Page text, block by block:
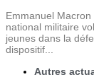
Emmanuel
national militaire
jeunes dans la
dispositif...
Autres